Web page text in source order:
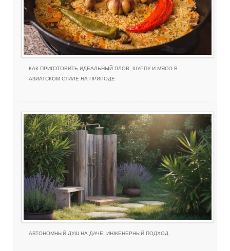
КАК ПРИГОТОВИТЬ ИДЕАЛЬНЫЙ ПЛОВ, ШУРПУ И МЯСО В
АЗИАТСКОМ СТИЛЕ НА ПРИРОДЕ
АВТОНОМНЫЙ ДУШ НА ДАЧЕ: ИНЖЕНЕРНЫЙ ПОДХОД